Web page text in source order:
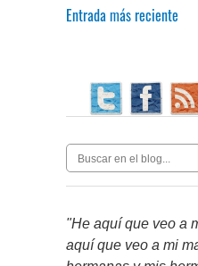
Entrada más reciente
"He aquí que veo a
aquí que veo a mi